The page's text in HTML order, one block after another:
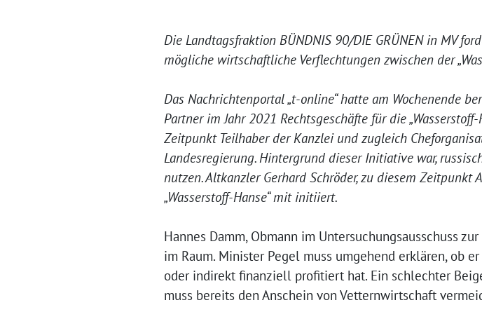
Die Landtagsfraktion BÜNDNIS 90/DIE GRÜNEN in MV
mögliche wirtschaftliche Verflechtungen zwischen der
Das Nachrichtenportal „t-online“ hatte am Wochenende
Partner im Jahr 2021 Rechtsgeschäfte für die
Zeitpunkt Teilhaber der Kanzlei und zugleich
Landesregierung. Hintergrund dieser Initiative war,
nutzen. Altkanzler Gerhard Schröder, zu diesem Zeitpunkt
„Wasserstoff-Hanse“ mit initiiert.
Hannes Damm, Obmann im Untersuchungsausschuss
im Raum. Minister Pegel muss umgehend erklären, ob
oder indirekt finanziell profitiert hat. Ein schlechter
muss bereits den Anschein von Vetternwirtschaft